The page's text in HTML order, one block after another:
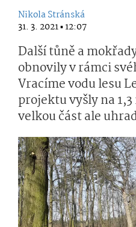
Nikola Stránská
31. 3. 2021 ▪ 12:07
Další tůně a
obnovily v rámci
Vracíme vodu lesu
projektu vyšly na
velkou část ale